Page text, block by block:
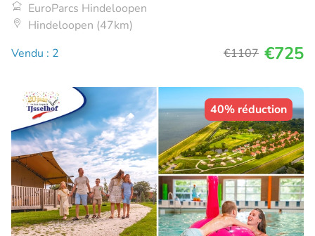
EuroParcs Hindeloopen
Hindeloopen (47km)
Vendu : 2
€1107 €725
40% réduction